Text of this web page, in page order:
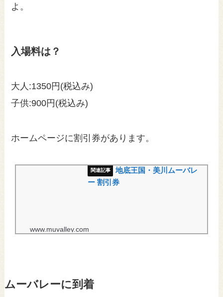
よ。
入場料は？
大人:1350円(税込み)
子供:900円(税込み)
ホームページに割引券があります。
地底王国・美川ムーバレ
ー 割引券
www.muvalley.com
ムーバレーに到着